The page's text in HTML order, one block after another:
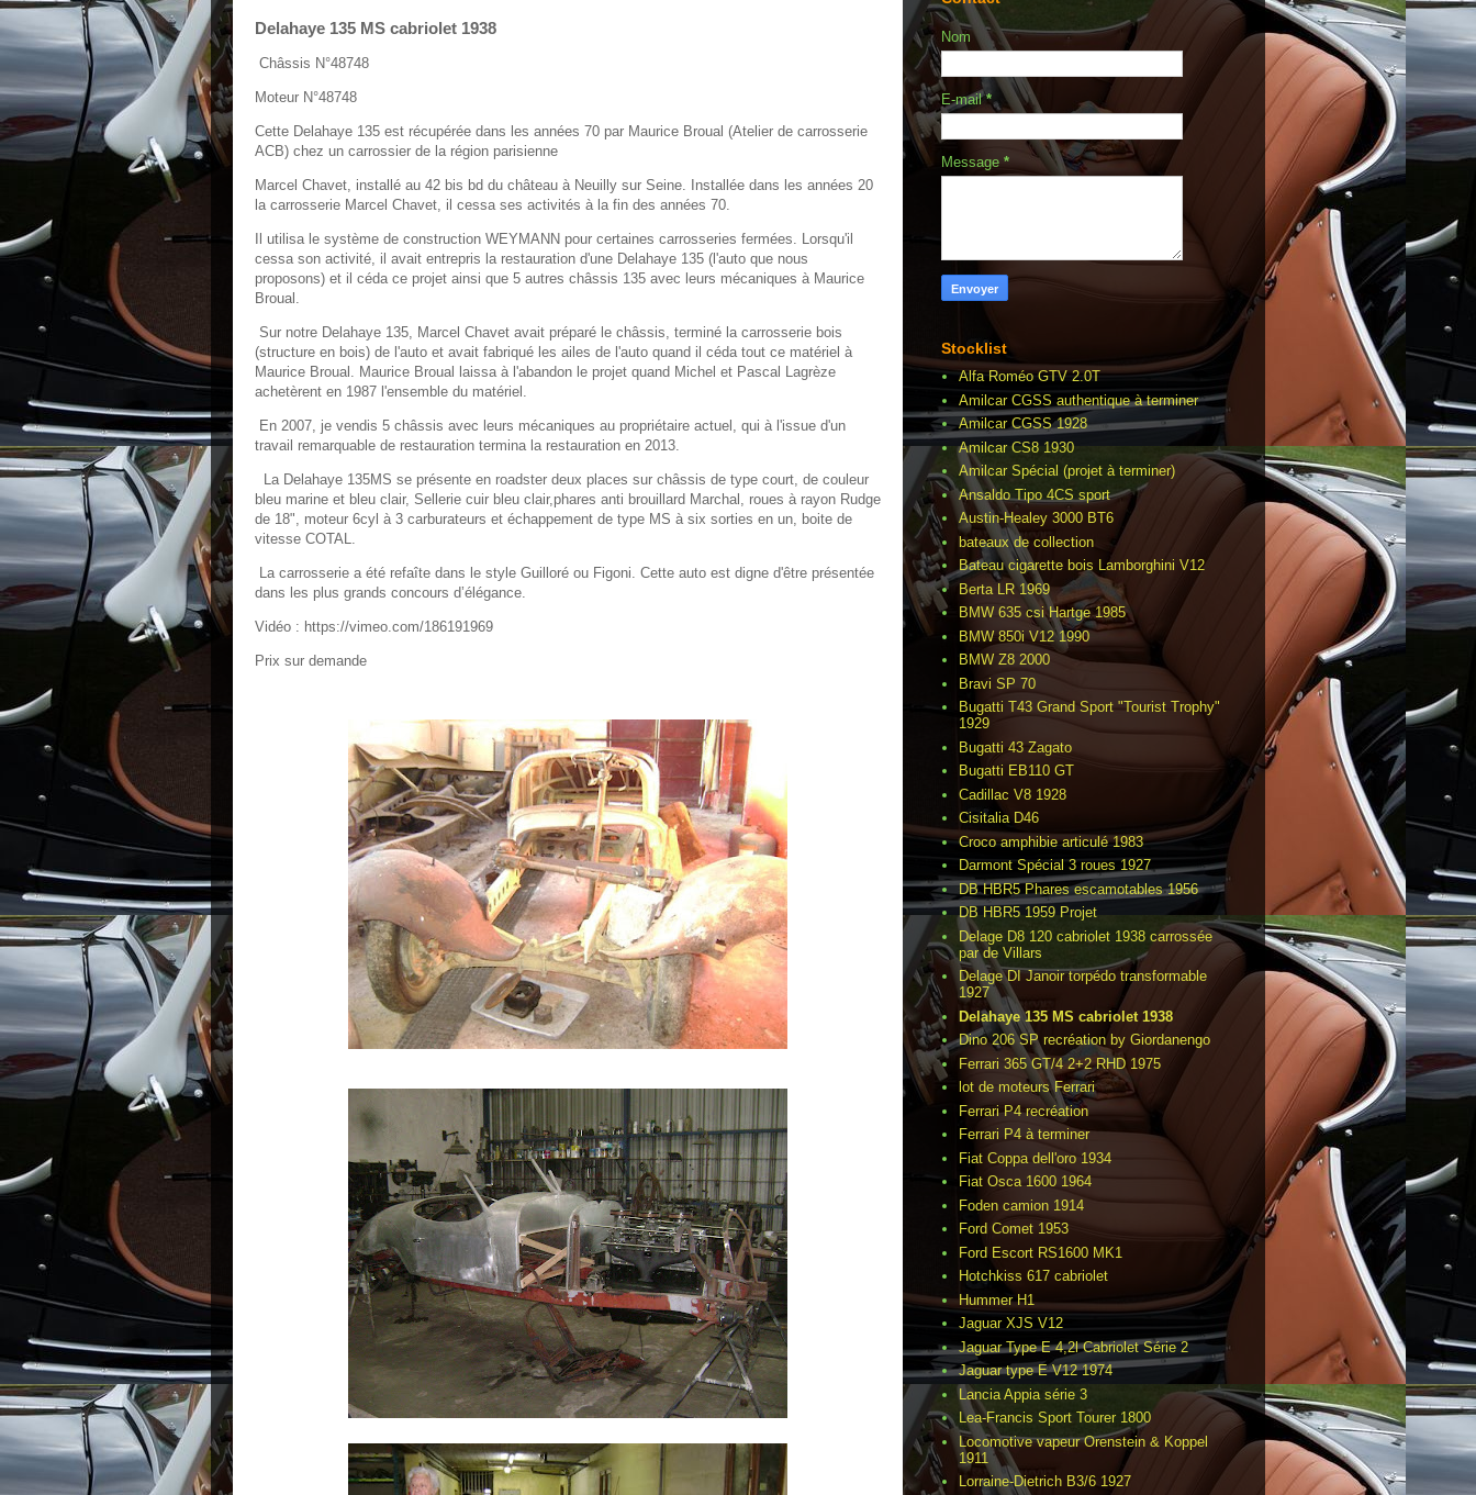
Delahaye 135 MS cabriolet 1938
Châssis N°48748
Moteur N°48748
Cette Delahaye 135 est récupérée dans les années 70 par Maurice Broual (Atelier de carrosserie
ACB) chez un carrossier de la région parisienne
Marcel Chavet, installé au 42 bis bd du château à Neuilly sur Seine. Installée dans les années 20
la carrosserie Marcel Chavet, il cessa ses activités à la fin des années 70.
Il utilisa le système de construction WEYMANN pour certaines carrosseries fermées. Lorsqu'il
cessa son activité, il avait entrepris la restauration d'une Delahaye 135 (l'auto que nous
proposons) et il céda ce projet ainsi que 5 autres châssis 135 avec leurs mécaniques à Maurice
Broual.
Sur notre Delahaye 135, Marcel Chavet avait préparé le châssis, terminé la carrosserie bois
(structure en bois) de l'auto et avait fabriqué les ailes de l'auto quand il céda tout ce matériel à
Maurice Broual. Maurice Broual laissa à l'abandon le projet quand Michel et Pascal Lagrèze
achetèrent en 1987 l'ensemble du matériel.
En 2007, je vendis 5 châssis avec leurs mécaniques au propriétaire actuel, qui à l'issue d'un
travail remarquable de restauration termina la restauration en 2013.
La Delahaye 135MS se présente en roadster deux places sur châssis de type court, de couleur
bleu marine et bleu clair, Sellerie cuir bleu clair,phares anti brouillard Marchal, roues à rayon Rudge
de 18", moteur 6cyl à 3 carburateurs et échappement de type MS à six sorties en un, boite de
vitesse COTAL.
La carrosserie a été refaîte dans le style Guilloré ou Figoni. Cette auto est digne d'être présentée
dans les plus grands concours d’élégance.
Vidéo : https://vimeo.com/186191969
Prix sur demande
Nom
E-mail*
Message *
Stocklist
Alfa Roméo GTV 2.0T
Amilcar CGSS authentique à terminer
Amilcar CGSS 1928
Amilcar CS8 1930
Amilcar Spécial (projet à terminer)
Ansaldo Tipo 4CS sport
Austin-Healey 3000 BT6
bateaux de collection
Bateau cigarette bois Lamborghini V12
Berta LR 1969
BMW 635 csi Hartge 1985
BMW 850i V12 1990
BMW Z8 2000
Bravi SP 70
Bugatti T43 Grand Sport "Tourist Trophy"
1929
Bugatti 43 Zagato
Bugatti EB110 GT
Cadillac V8 1928
Cisitalia D46
Croco amphibie articulé 1983
Darmont Spécial 3 roues 1927
DB HBR5 Phares escamotables 1956
DB HBR5 1959 Projet
Delage D8 120 cabriolet 1938 carrossée
par de Villars
Delage DI Janoir torpédo transformable
1927
Delahaye 135 MS cabriolet 1938
Dino 206 SP recréation by Giordanengo
Ferrari 365 GT/4 2+2 RHD 1975
lot de moteurs Ferrari
Ferrari P4 recréation
Ferrari P4 à terminer
Fiat Coppa dell'oro 1934
Fiat Osca 1600 1964
Foden camion 1914
Ford Comet 1953
Ford Escort RS1600 MK1
Hotchkiss 617 cabriolet
Hummer H1
Jaguar XJS V12
Jaguar Type E 4,2l Cabriolet Série 2
Jaguar type E V12 1974
Lancia Appia série 3
Lea-Francis Sport Tourer 1800
Locomotive vapeur Orenstein & Koppel
1911
Lorraine-Dietrich B3/6 1927